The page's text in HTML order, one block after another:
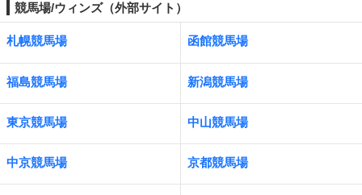
競馬場/ウィンズ（外部サイト）
札幌競馬場 函館競馬場
福島競馬場 新潟競馬場
東京競馬場 中山競馬場
中京競馬場 京都競馬場